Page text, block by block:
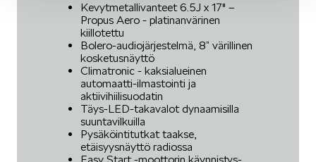
Kevytmetallivanteet 6.5J x 17" –
Propus Aero - platinanvärinen
kiillotettu
Bolero-audiojärjestelmä, 8” värillinen
kosketusnäyttö
Climatronic - kaksialueinen
automaatti-ilmastointi ja
aktiivihiilisuodatin
Täys-LED-takavalot dynaamisilla
suuntavilkuilla
Pysäköintitutkat taakse,
etäisyysnäyttö radiossa